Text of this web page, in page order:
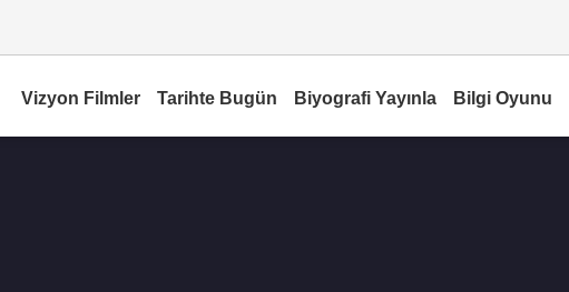
Vizyon Filmler Tarihte Bugün Biyografi Yayınla Bilgi Oyunu